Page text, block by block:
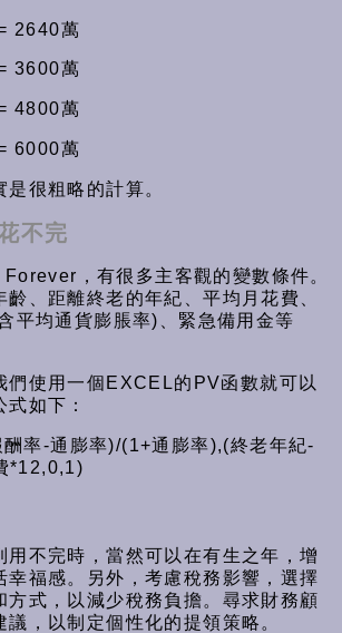
2640萬
3600萬
4800萬
6000萬
很粗略的計算。
不完
，有很多主客觀的變數條件。
、距離終老的年紀、平均月花費、
平均通貨膨脹率)、緊急備用金等
們使用一個EXCEL的PV函數就可以
如下：
率-通膨率)/(1+通膨率),(終老年紀-
*12,0,1)
用不完時，當然可以在有生之年，增
幸福感。另外，考慮稅務影響，選擇
方式，以減少稅務負擔。尋求財務顧
議，以制定個性化的提領策略。